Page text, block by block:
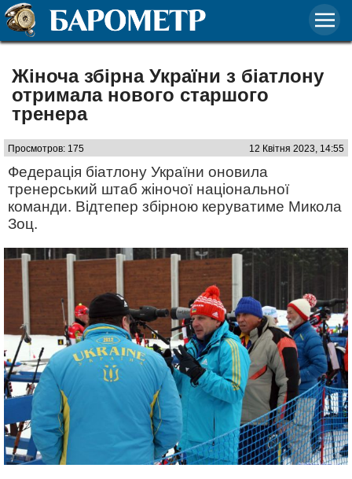
Жіноча збірна України з біатлону
отримала нового старшого
тренера
Просмотров: 175 12 Квітня 2023, 14:55
Федерація біатлону України оновила
тренерський штаб жіночої національної
команди. Відтепер збірною керуватиме Микола
Зоц.